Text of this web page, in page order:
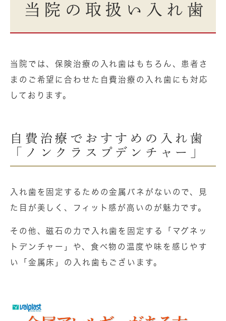
当院の取扱い入れ歯
当院では、保険治療の入れ歯はもちろん、患者さ
まのご希望に合わせた自費治療の入れ歯にも対応
しております。
自費治療でおすすめの入れ歯
「ノンクラスプデンチャー」
入れ歯を固定するための金属バネがないので、見
た目が美しく、フィット感が高いのが魅力です。
その他、磁石の力で入れ歯を固定する「マグネッ
トデンチャー」や、食べ物の温度や味を感じやす
い「金属床」の入れ歯もございます。